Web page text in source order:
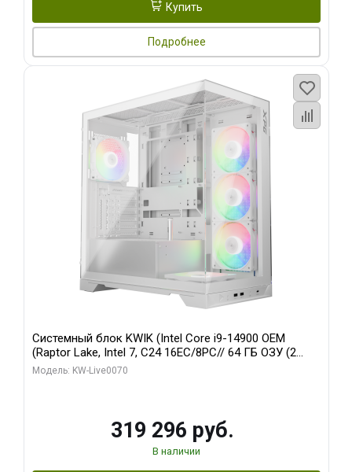
Купить
Подробнее
Системный блок KWIK (Intel Core i9-14900 OEM
(Raptor Lake, Intel 7, C24 16EC/8PC// 64 ГБ ОЗУ (2
модуля)/ Gigabyte RTX5080 XTREME WATERFORCE
Модель: KW-Live0070
319 296 руб.
В наличии